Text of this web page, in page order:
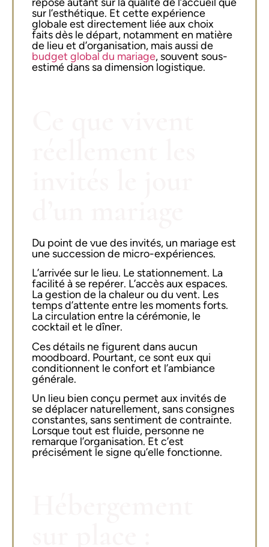
sur l’esthétique. Et cette expérience
globale est directement liée aux choix
faits dès le départ, notamment en matière
de lieu et d’organisation, mais aussi de
budget global du mariage, souvent sous-
estimé dans sa dimension logistique.
Du point de vue des invités, un mariage est
une succession de micro-expériences.
L’arrivée sur le lieu. Le stationnement. La
facilité à se repérer. L’accès aux espaces.
La gestion de la chaleur ou du vent. Les
temps d’attente entre les moments forts.
La circulation entre la cérémonie, le
cocktail et le dîner.
Ces détails ne figurent dans aucun
moodboard. Pourtant, ce sont eux qui
conditionnent le confort et l’ambiance
générale.
Un lieu bien conçu permet aux invités de
se déplacer naturellement, sans consignes
constantes, sans sentiment de contrainte.
Lorsque tout est fluide, personne ne
remarque l’organisation. Et c’est
précisément le signe qu’elle fonctionne.